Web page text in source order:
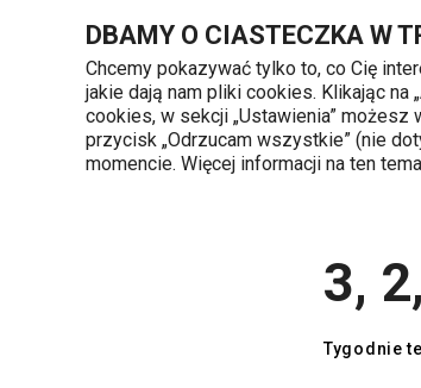
DBAMY O CIASTECZKA W
Chcemy pokazywać tylko to, co Cię
jakie dają nam pliki cookies. Klikając
cookies, w sekcji „Ustawienia”
przycisk „Odrzucam wszystkie” (nie
momencie. Więcej informacji na ten
Kategorie produktów
3,
Tygodnie